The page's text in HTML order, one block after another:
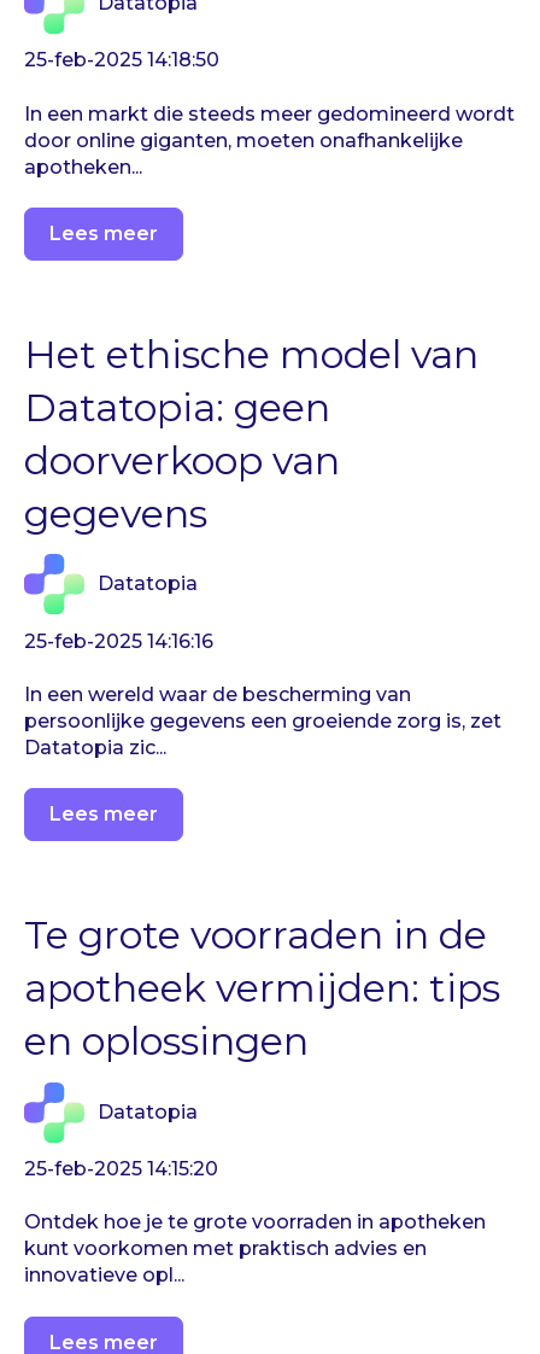
25-feb-2025 14:18:50
In een markt die steeds meer gedomineerd wordt
door online giganten, moeten onafhankelijke
apotheken...
Lees meer
Het ethische model van
Datatopia: geen
doorverkoop van
gegevens
Datatopia
25-feb-2025 14:16:16
In een wereld waar de bescherming van
persoonlijke gegevens een groeiende zorg is, zet
Datatopia zic...
Lees meer
Te grote voorraden in de
apotheek vermijden: tips
en oplossingen
Datatopia
25-feb-2025 14:15:20
Ontdek hoe je te grote voorraden in apotheken
kunt voorkomen met praktisch advies en
innovatieve opl...
Lees meer